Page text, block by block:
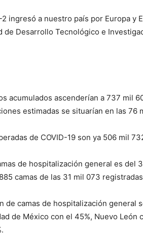
2 ingresó a nuestro país por Europa y
de Desarrollo Tecnológico e
acumulados ascenderían a 737 mil
estimadas se situarían en las 76
de COVID-19 son ya 506 mil
de hospitalización general es del
camas de las 31 mil 073
de camas de hospitalización general
de México con el 45%, Nuevo León